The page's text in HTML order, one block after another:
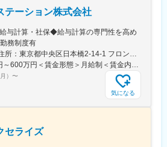
ワーク：働く場所はオフィスに拘らず、
い業務を実施できる場所で勤務する」とい
軟な働き方を導入しています。
：コアタイムを設けないフレックスタイム制
定める業務
テーション株式会社
与計算・社保◆給与計算の専門性を高め
務制度有
＜勤務地詳細＞本社住所：東京都中央区日本橋2-14-1 フロントプレイス日本橋勤務地最寄駅：各線／日本橋駅受動喫煙対策：敷地内喫煙可能場所あり変更の範囲：会社の定める事業所
＜予定年収＞450万円～600万円＜賃金形態＞月給制＜賃金内訳＞月額（基本給）：243,000円～330,300円固定残業手当/月：57,000円～77,700円（固定残業時間30時間0分/月）超過した時間外労働の残業手当は追加支給＜月給＞300,000円～408,000円（一律手当を含む）＜昇給有無＞有＜残業手当＞有＜給与補足＞※上記金額にスキル・ご経験に応じて加算する可能性がございます※給与詳細は、経験・スキルを考慮した上で決定。■昇給：年1回（4月）賃金はあくまでも目安の金額であり、選考を通じて上下する可能性があります。月給(月額)は固定手当を含めた表記です。
） 〜
気になる
セライズ